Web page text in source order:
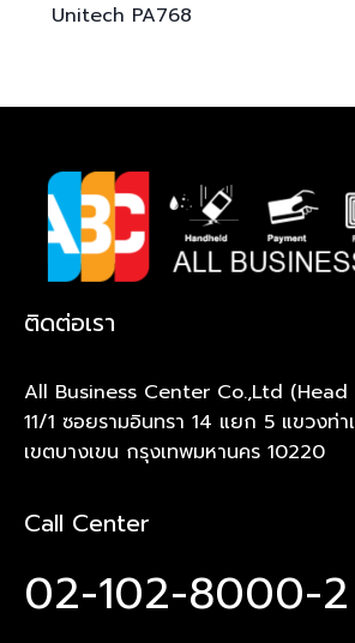
Unitech PA768
ติดต่อเรา
All Business Center Co.,Ltd
11/1 ซอยรามอินทรา 14 แยก 5 แขวงท่า
เขตบางเขน กรุงเทพมหานคร 10220
Call Center
02-102-8000-2